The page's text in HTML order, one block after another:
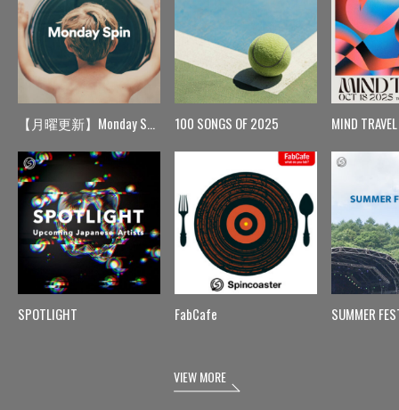
【月曜更新】Monday Spin
SPOTLIGHT
100 SONGS OF 2025
FabCafe
MIND TRAVEL
SUMMER
VIEW MORE